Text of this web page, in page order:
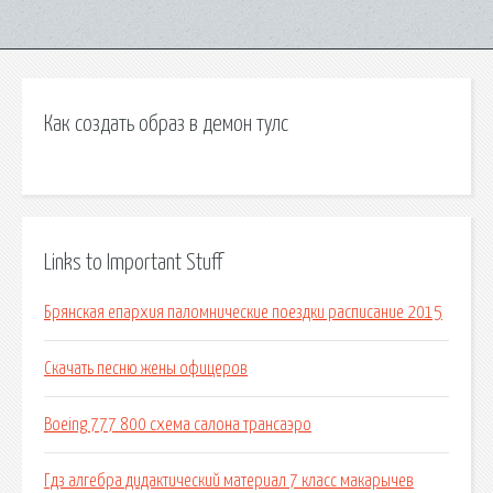
Как создать образ в демон тулс
Links to Important Stuff
Брянская епархия паломнические поездки расписание 2015
Скачать песню жены офицеров
Boeing 777 800 схема салона трансаэро
Гдз алгебра дидактический материал 7 класс макарычев